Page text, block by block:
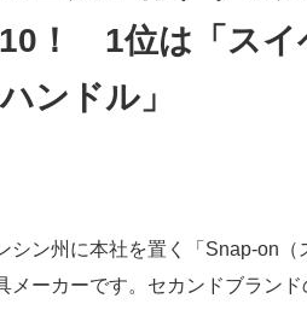
！ 1位は「スイ
ンドル」
ン州に本社を置く「Snap-on（
メーカーです。セカンドブラン